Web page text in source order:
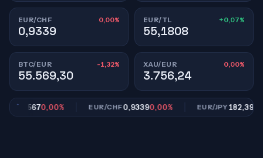
EUR/CHF 0,00%
0,9339
EUR/TL +0,07%
55,1808
BTC/EUR -1,32%
55.569,30
XAU/EUR 0,00%
3.756,24
0,85670,00% EUR/CHF0,93390,00% EUR/JPY182,39